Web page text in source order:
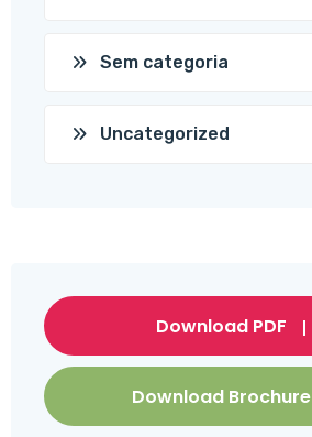
Sem categoria
Uncategorized
Download PDF
Download Brochure